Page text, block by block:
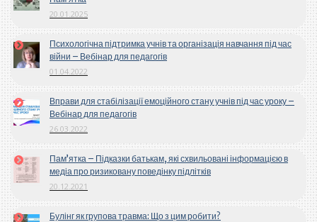
20.01.2025
Психологічна підтримка учнів та організація навчання під час
війни – Вебінар для педагогів
01.04.2022
Вправи для стабілізації емоційного стану учнів під час уроку –
Вебінар для педагогів
26.03.2022
Пам’ятка – Підказки батькам, які схвильовані інформацією в
медіа про ризиковану поведінку підлітків
20.12.2021
Булінг як групова травма: Що з цим робити?